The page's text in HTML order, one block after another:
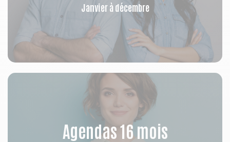
Janvier à décembre
Agendas 16 mois